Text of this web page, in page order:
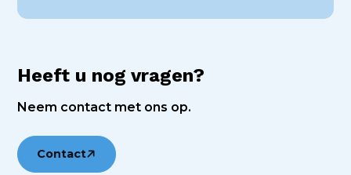
Heeft u nog vragen?
Neem contact met ons op.
Contact